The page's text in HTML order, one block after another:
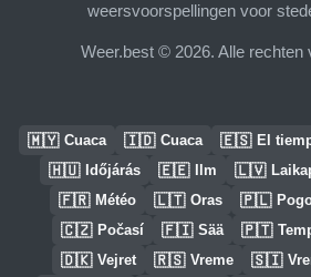
weersvoorspellingen voor
Weer.best © 2026. Alle rechten
🇲🇾 Cuaca 🇮🇩 Cuaca 🇪🇸 El
🇭🇺 Időjárás 🇪🇪 Ilm 🇱🇻
🇫🇷 Météo 🇱🇹 Oras 🇵🇱
🇨🇿 Počasí 🇫🇮 Sää 🇵🇹
🇩🇰 Vejret 🇷🇸 Vreme 🇸🇮